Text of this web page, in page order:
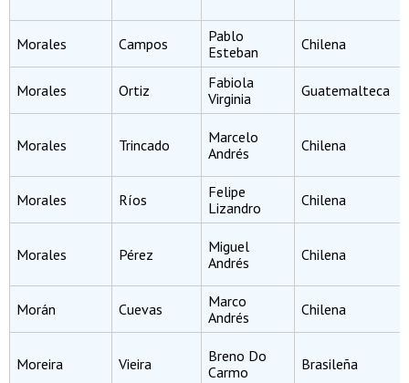
Morales Campos
Pablo
Esteban
Chilena
Morales Ortiz
Fabiola
Virginia
Guatemalteca
Morales Trincado
Marcelo
Andrés
Chilena
Morales Ríos
Felipe
Lizandro
Chilena
Morales Pérez
Miguel
Andrés
Chilena
Morán Cuevas
Marco
Andrés
Chilena
Moreira Vieira
Breno Do
Carmo
Brasileña